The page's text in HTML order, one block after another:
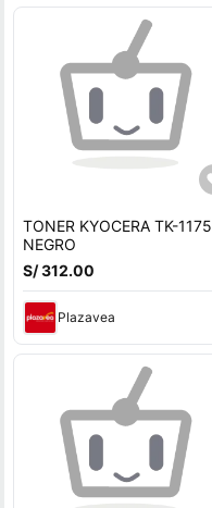
TONER KYOCERA TK-1175
NEGRO
S/ 312.00
Plazavea